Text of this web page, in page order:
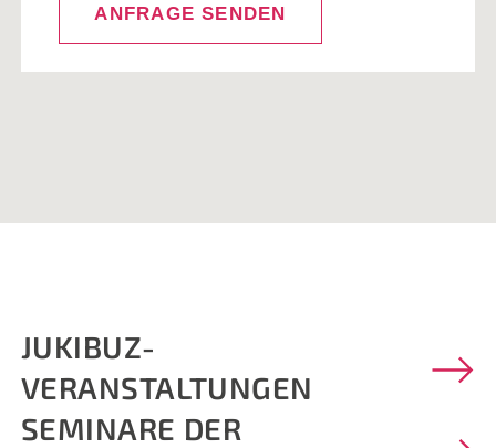
ANFRAGE SENDEN
JUKIBUZ-
VERANSTALTUNGEN
SEMINARE DER